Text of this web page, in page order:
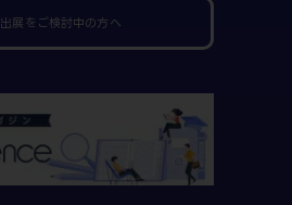
出展をご検討中の方へ